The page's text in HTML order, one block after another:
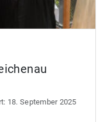
18. September 2025